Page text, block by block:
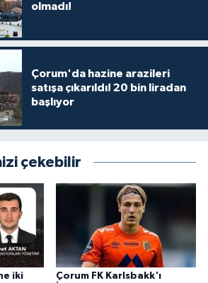
olmadı!
Çorum'da hazine arazileri
satışa çıkarıldı! 20 bin liradan
başlıyor
çekebilir
iki
Çorum FK Karlsbakk'ı